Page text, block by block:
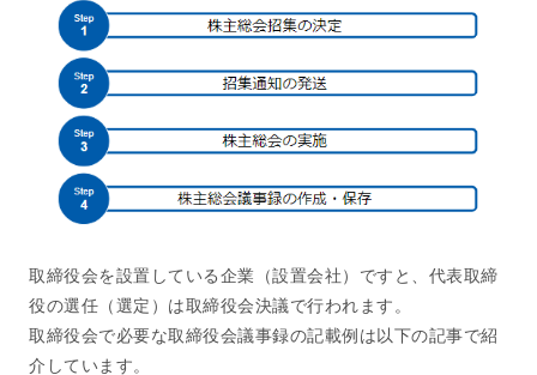
取締役会を設置している企業（設置会社）ですと、代表取締
役の選任（選定）は取締役会決議で行われます。
取締役会で必要な取締役会議事録の記載例は以下の記事で紹
介しています。